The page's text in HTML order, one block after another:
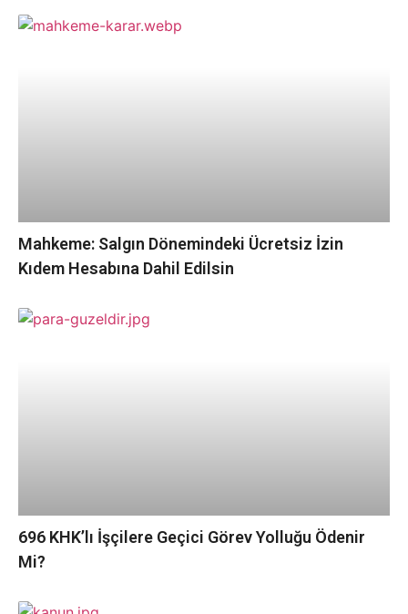
Mahkeme: Salgın Dönemindeki Ücretsiz İzin
Kıdem Hesabına Dahil Edilsin
696 KHK’lı İşçilere Geçici Görev Yolluğu Ödenir
Mi?